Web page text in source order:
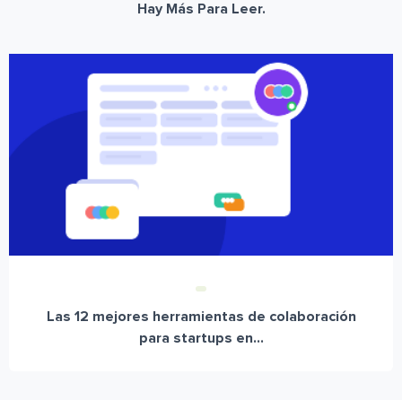
Hay Más Para Leer.
Las 12 mejores herramientas de colaboración
para startups en...